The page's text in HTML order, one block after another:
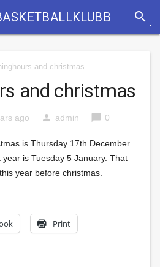
search
and christmas
and christmas
ago person admin chat_bubble 0
is Thursday 17th December
year is Tuesday 5 January. That
year before christmas.
Print